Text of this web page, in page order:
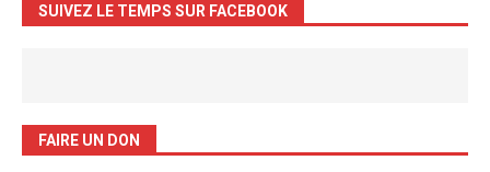
SUIVEZ LE TEMPS SUR FACEBOOK
FAIRE UN DON